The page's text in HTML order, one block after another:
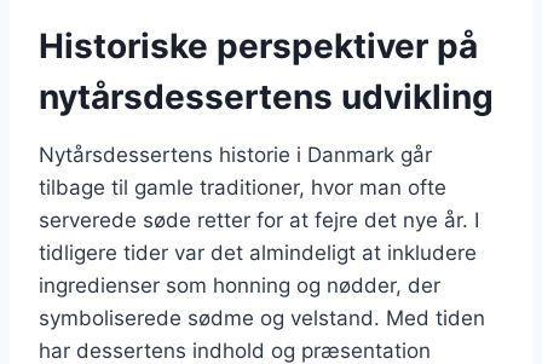
Historiske perspektiver på
nytårsdessertens udvikling
Nytårsdessertens historie i Danmark går
tilbage til gamle traditioner, hvor man ofte
serverede søde retter for at fejre det nye år. I
tidligere tider var det almindeligt at inkludere
ingredienser som honning og nødder, der
symboliserede sødme og velstand. Med tiden
har dessertens indhold og præsentation